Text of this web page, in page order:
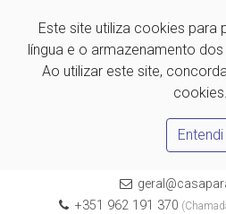
Este site utiliza cookies para
língua e o armazenamento
Ao utilizar este site,
cookies.
Entendi
+351 962 191 370